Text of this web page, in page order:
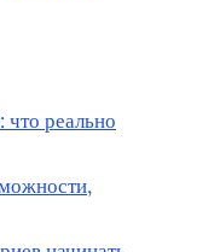
реально